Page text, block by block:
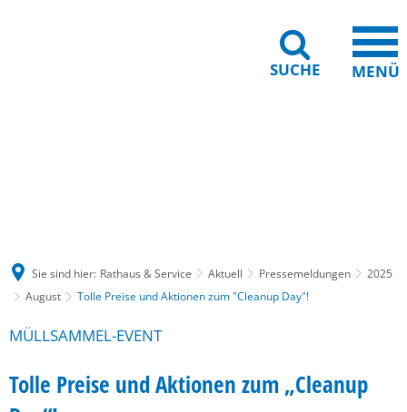
SUCHE MENÜ
Sie sind hier: Rathaus & Service Aktuell Pressemeldungen
2025
August
Tolle Preise und Aktionen zum "Cleanup Day"!
MÜLLSAMMEL-EVENT
Tolle Preise und Aktionen zum „Cleanup